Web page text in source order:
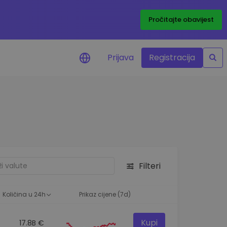
Pročitajte obavijest
Prijava Registracija
Filteri
Količina u 24h Prikaz cijene (7d)
17.8B € Kupi